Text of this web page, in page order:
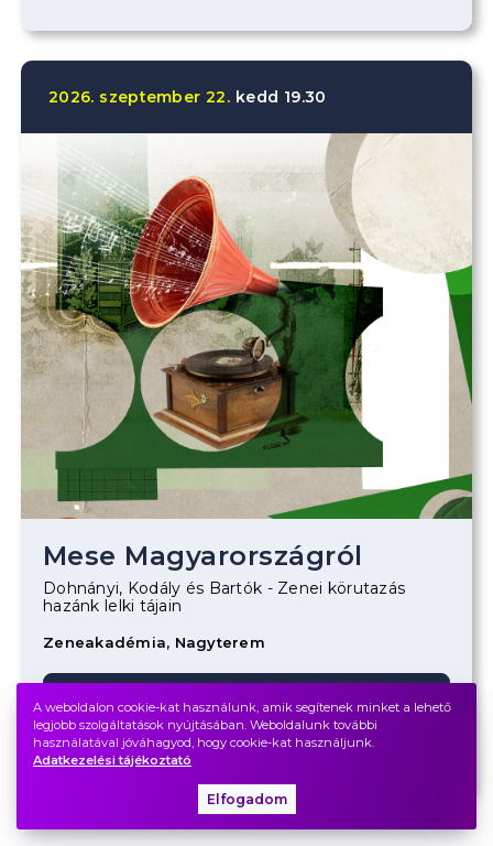
2026. szeptember 22. kedd 19.30
Mese Magyarországról
Dohnányi, Kodály és Bartók - Zenei körutazás
hazánk lelki tájain
Zeneakadémia, Nagyterem
Bérlet
A weboldalon cookie-kat használunk, amik segítenek minket a lehető
legjobb szolgáltatások nyújtásában. Weboldalunk további
használatával jóváhagyod, hogy cookie-kat használjunk.
Adatkezelési tájékoztató
Elfogadom